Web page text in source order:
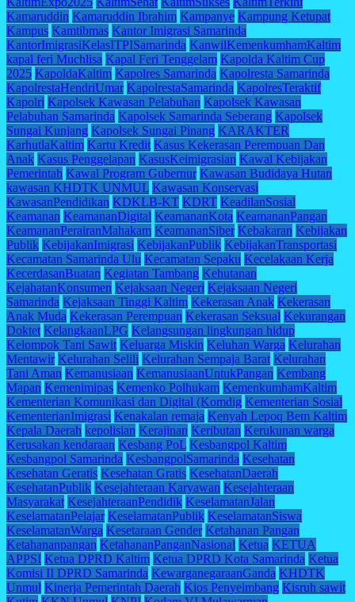
Kamaruddin Kamaruddin Ibrahim Kampanye Kampung Ketupat
Kampus Kamtibmas Kantor Imigrasi Samarinda
KantorImigrasiKelasITPISamarinda KanwilKemenkumhamKaltim
kapal feri Muchlisa Kapal Feri Tenggelam Kapolda Kaltim Cup
2025 KapoldaKaltim Kapolres Samarinda Kapolresta Samarinda
KapolrestaHendriUmar KapolrestaSamarinda KapolresTeraktif
Kapolri Kapolsek Kawasan Pelabuhan Kapolsek Kawasan
Pelabuhan Samarinda Kapolsek Samarinda Seberang Kapolsek
Sungai Kunjang Kapolsek Sungai Pinang KARAKTER
KarhutlaKaltim Kartu Kredit Kasus Kekerasan Perempuan Dan
Anak Kasus Penggelapan KasusKeimigrasian Kawal Kebijakan
Pemerintah Kawal Program Gubernur Kawasan Budidaya Hutan
kawasan KHDTK UNMUL Kawasan Konservasi
KawasanPendidikan KDKLB-KT KDRT KeadilanSosial
Keamanan KeamananDigital KeamananKota KeamananPangan
KeamananPerairanMahakam KeamananSiber Kebakaran Kebijakan
Publik KebijakanImigrasi KebijakanPublik KebijakanTransportasi
Kecamatan Samarinda Ulu Kecamatan Sepaku Kecelakaan Kerja
KecerdasanBuatan Kegiatan Tambang Kehutanan
KejahatanKonsumen Kejaksaan Negeri Kejaksaan Negeri
Samarinda Kejaksaan Tinggi Kaltim Kekerasan Anak Kekerasan
Anak Muda Kekerasan Perempuan Kekerasan Seksual Kekurangan
Doktet KelangkaanLPG Kelangsungan lingkungan hidup
Kelompok Tani Sawit Keluarga Miskin Keluhan Warga Kelurahan
Mentawir Kelurahan Selili Kelurahan Sempaja Barat Kelurahan
Tani Aman Kemanusiaan KemanusiaanUntukPangan Kembang
Mapan Kemenimipas Kemenko Polhukam KemenkumhamKaltim
Kementerian Komunikasi dan Digital (Komdig Kementerian Sosial
KementerianImigrasi Kenakalan remaja Kenyah Lepoq Bem Kaltim
Kepala Daerah kepolisian Kerajinan Keributan Kerukunan warga
Kerusakan kendaraan Kesbang PoL Kesbangpol Kaltim
Kesbangpol Samarinda KesbangpolSamarinda Kesehatan
Kesehatan Geratis Kesehatan Gratis KesehatanDaerah
KesehatanPublik Kesejahteraan Karyawan Kesejahteraan
Masyarakat KesejahteraanPendidik KeselamatanJalan
KeselamatanPelajar KeselamatanPublik KeselamatanSiswa
KeselamatanWarga Kesetaraan Gender Ketahanan Pangan
Ketahananpangan KetahananPanganNasional Ketua KETUA
APPSI Ketua DPRD Kaltim Ketua DPRD Kota Samarinda Ketua
Komisi II DPRD Samarinda KewarganegaraanGanda KHDTK
Unmul Kinerja Pemerintah Daerah Kios Penyeimbang Kisruh sawit